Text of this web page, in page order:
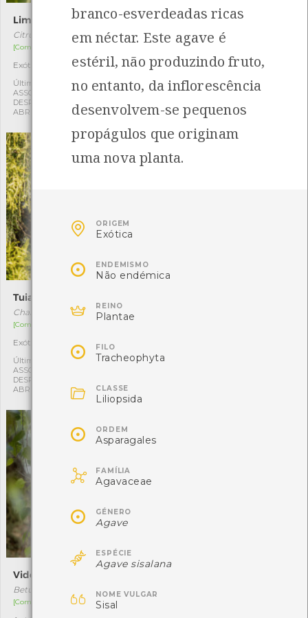
Limoeiro
Citrus limon
[Comum]
Exótica
Última observação por:
ASSOCIAÇÃO CULTURAL E
DESPORTIVA CAPITÃES DE
ABRIL
1
Lódão-bastardo
Celtis australis
[Comum]
Autóctone
Última observação por:
ASSOCIAÇÃO CULTURAL E
ABRIL
Tuia-macarrão
Chamaecyparis pisifera f. aurea
[Comum]
Exótica
Última observação por:
ASSOCIAÇÃO CULTURAL E
DESPORTIVA CAPITÃES DE
ABRIL
Última observação por:
Vidoeiro
Betula celtiberica
[Comum]
branco-esverdeadas ricas
em néctar. Este agave é
estéril, não produzindo fruto,
no entanto, da inflorescência
desenvolvem-se pequenos
propágulos que originam
uma nova planta.
 ORIGEM
Exótica
 ENDEMISMO
Não endémica
 REINO
Plantae
 FILO
Tracheophyta
 CLASSE
Liliopsida
 ORDEM
Asparagales
 FAMÍLIA
Agavaceae
 GÉNERO
Agave
 ESPÉCIE
Agave sisalana
 NOME VULGAR
Sisal